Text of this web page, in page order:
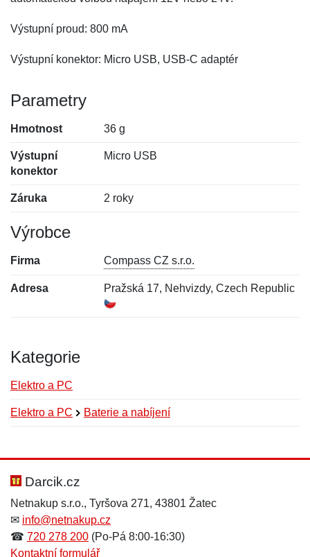
Výstupní proud: 800 mA
Výstupní konektor: Micro USB, USB-C adaptér
Parametry
Hmotnost 36 g
Výstupní
konektor
Micro USB
Záruka 2 roky
Výrobce
Firma Compass CZ s.r.o.
Adresa Pražská 17, Nehvizdy, Czech Republic
Kategorie
Elektro a PC
Elektro a PC Baterie a nabíjení
Hodnocení:
Jméno: *
Jméno:
E-mail:*
Darcik.cz
Netnakup s.r.o., Tyršova 271, 43801 Žatec
✉ info@netnakup.cz
☎ 720 278 200 (Po-Pá 8:00-16:30)
Kontaktní formulář